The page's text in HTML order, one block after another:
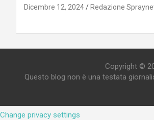
Dicembre 12, 2024 Redazione
Copyright ©
Questo blog non è una testata
Change privacy settings